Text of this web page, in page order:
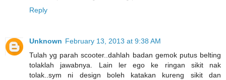
Reply
Unknown February 13, 2013 at 9:38 AM
Tulah yg parah scooter..dahlah badan gemok putus belting
tolaklah jawabnya. Lain ler ego ke ringan sikit nak
tolak..sym ni design boleh katakan kureng sikit dan